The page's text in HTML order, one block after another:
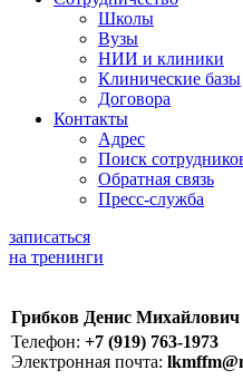
Школы
Вузы
НИИ и клиники
Клинические базы
Договора
Контакты
Адрес
Поиск
Обратная связь
Пресс-служба
записаться
на тренинги
Грибков Денис Михайлович
Телефон: +7 (919) 763-1973
Электронная почта: